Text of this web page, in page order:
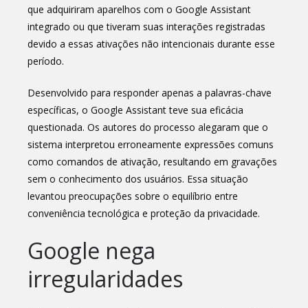
que adquiriram aparelhos com o Google Assistant
integrado ou que tiveram suas interações registradas
devido a essas ativações não intencionais durante esse
período.
Desenvolvido para responder apenas a palavras-chave
específicas, o Google Assistant teve sua eficácia
questionada. Os autores do processo alegaram que o
sistema interpretou erroneamente expressões comuns
como comandos de ativação, resultando em gravações
sem o conhecimento dos usuários. Essa situação
levantou preocupações sobre o equilíbrio entre
conveniência tecnológica e proteção da privacidade.
Google nega
irregularidades